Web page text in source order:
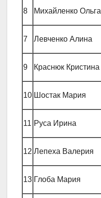
8 Михайленко Ольга
7 Левченко Алина
9 Краснюк Кристина
10 Шостак Мария
11 Руса Ирина
12 Лепеха Валерия
13 Глоба Мария